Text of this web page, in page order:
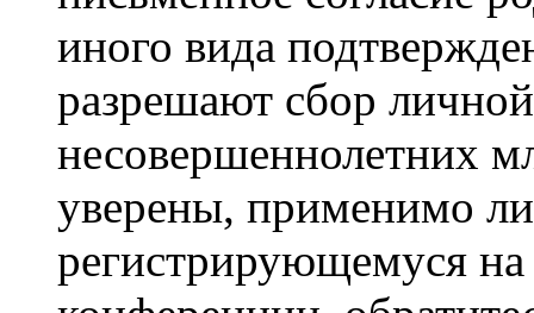
иного вида
разрешают сбор
несовершеннолетних
уверены, применимо
регистрирующемуся